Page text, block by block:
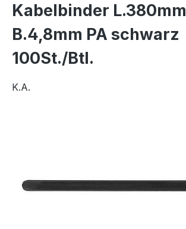
Kabelbinder L.380mm
B.4,8mm PA schwarz
100St./Btl.
K.A.